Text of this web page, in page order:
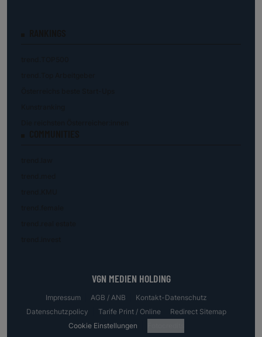
VGN MEDIEN HOLDING
Impressum AGB / ANB
Kontakt-Datenschutz
Datenschutzpolicy
Tarife Print / Online
Redirect Sitemap
Cookie Einstellungen